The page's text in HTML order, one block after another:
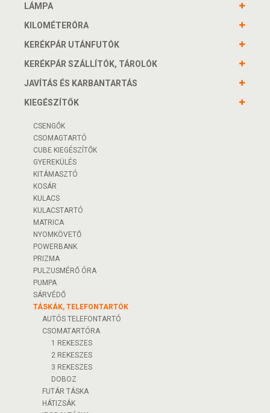
LÁMPA
KILOMÉTERÓRA
KERÉKPÁR UTÁNFUTÓK
KERÉKPÁR SZÁLLÍTÓK, TÁROLÓK
JAVÍTÁS ÉS KARBANTARTÁS
KIEGÉSZÍTŐK
CSENGŐK
CSOMAGTARTÓ
CUBE KIEGÉSZÍTŐK
GYEREKÜLÉS
KITÁMASZTÓ
KOSÁR
KULACS
KULACSTARTÓ
MATRICA
NYOMKÖVETŐ
POWERBANK
PRIZMA
PULZUSMÉRŐ ÓRA
PUMPA
SÁRVÉDŐ
TÁSKÁK, TELEFONTARTÓK
AUTÓS TELEFONTARTÓ
CSOMATARTÓRA
1 REKESZES
2 REKESZES
3 REKESZES
DOBOZ
FUTÁR TÁSKA
HÁTIZSÁK